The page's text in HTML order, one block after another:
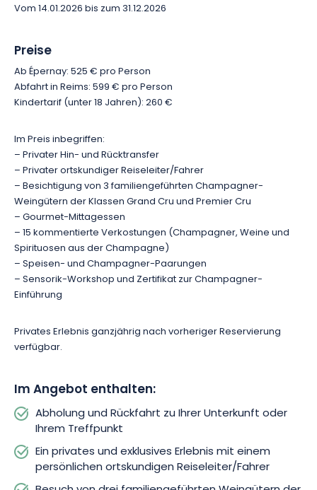
Interpretation des Terroirs. Jede Verkostung bietet die
über ihre Geschichte, ihre Arbeitsmethoden und ihr
erfahren.
Herstellungsmethoden dazu ein, Ihre Sinne zu wecken. Sie
lernen, die wichtigsten Aromafamilien zu erkennen und die
Komplexität der verkosteten Cuvées besser zu schätzen. Am
Ende dieser Einführung erhalten Sie ein Zertifikat als Erinnerung
an diesen Tag voller Entdeckungen.
Zwischen bemerkenswerten Weinbaulandschaften,
authentischen Begegnungen, außergewöhnlichem Know-how
und kulinarischen Genüssen bietet dieses private Erlebnis ein
umfassendes Eintauchen in die Lebenskunst der Champagne.
Perspektive entdecken möchten.
Vom 14.01.2026 bis zum 31.12.2026
Preise
Ab Épernay: 525 € pro Person
Abfahrt in Reims: 599 € pro Person
Kindertarif (unter 18 Jahren): 260 €
Im Preis inbegriffen:
– Privater Hin- und Rücktransfer
– Privater ortskundiger Reiseleiter/Fahrer
– Besichtigung von 3 familiengeführten Champagner-
Weingütern der Klassen Grand Cru und Premier Cru
– Gourmet-Mittagessen
– 15 kommentierte Verkostungen (Champagner, Weine und
Spirituosen aus der Champagne)
– Speisen- und Champagner-Paarungen
– Sensorik-Workshop und Zertifikat zur Champagner-
Einführung
Privates Erlebnis ganzjährig nach vorheriger Reservierung
verfügbar.
Im Angebot enthalten:
Abholung und Rückfahrt zu Ihrer Unterkunft oder
Ihrem Treffpunkt
Ein privates und exklusives Erlebnis mit einem
persönlichen ortskundigen Reiseleiter/Fahrer